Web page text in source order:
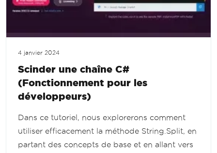
4 janvier 2024
Scinder une chaîne C#
(Fonctionnement pour les
développeurs)
Dans ce tutoriel, nous explorerons comment
utiliser efficacement la méthode String.Split, en
partant des concepts de base et en allant vers